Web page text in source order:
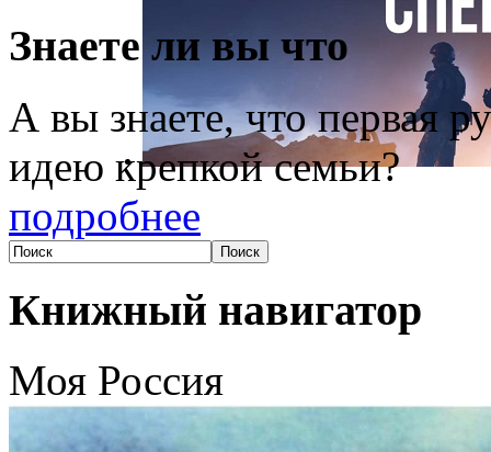
Знаете ли вы что
А вы знаете, что первая
идею крепкой семьи?
подробнее
Книжный навигатор
Моя Россия